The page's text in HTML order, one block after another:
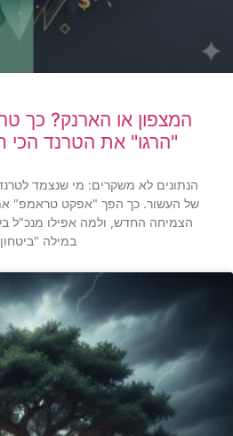
המצפון או הארנק? כך
"הרגו" את הטרנד הכי
הנתונים לא משקרים: מי שנצמד
של העשור. כך הפך "אפקט טראמפ"
הצמיחה החדש, ולמה אפילו מנכ"ל
במילה